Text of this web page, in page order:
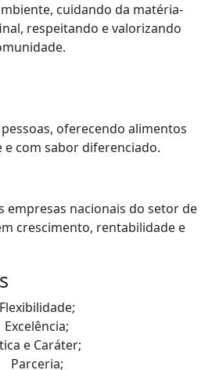
cuidando da matéria-
respeitando e valorizando
oferecendo alimentos
com sabor diferenciado.
empresas nacionais do setor de
crescimento, rentabilidade e
Flexibilidade;
Excelência;
e Caráter;
Parceria;